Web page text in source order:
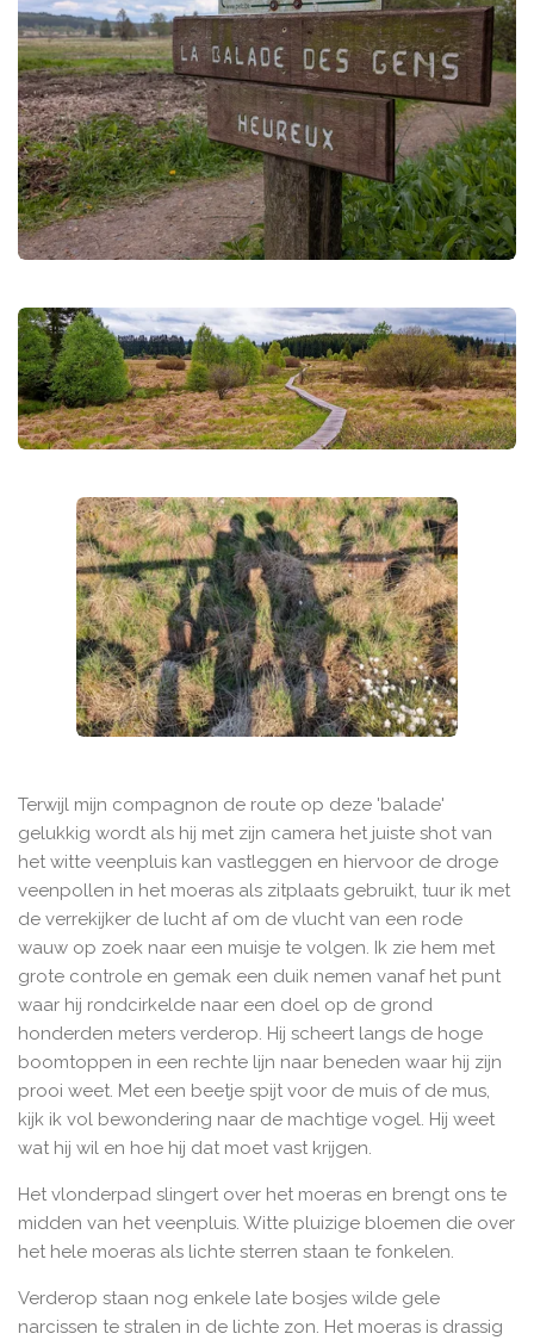
Terwijl mijn compagnon de route op deze 'balade'
gelukkig wordt als hij met zijn camera het juiste shot van
het witte veenpluis kan vastleggen en hiervoor de droge
veenpollen in het moeras als zitplaats gebruikt, tuur ik met
de verrekijker de lucht af om de vlucht van een rode
wauw op zoek naar een muisje te volgen. Ik zie hem met
grote controle en gemak een duik nemen vanaf het punt
waar hij rondcirkelde naar een doel op de grond
honderden meters verderop. Hij scheert langs de hoge
boomtoppen in een rechte lijn naar beneden waar hij zijn
prooi weet. Met een beetje spijt voor de muis of de mus,
kijk ik vol bewondering naar de machtige vogel. Hij weet
wat hij wil en hoe hij dat moet vast krijgen.
Het vlonderpad slingert over het moeras en brengt ons te
midden van het veenpluis. Witte pluizige bloemen die over
het hele moeras als lichte sterren staan te fonkelen.
Verderop staan nog enkele late bosjes wilde gele
narcissen te stralen in de lichte zon. Het moeras is drassig